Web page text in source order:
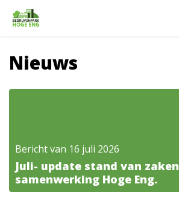
Nieuws
Bericht van 16 juli 2026
Juli- update stand van zaken
samenwerking Hoge Eng.